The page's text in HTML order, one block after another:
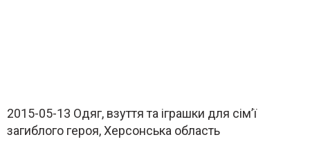
2015-05-13 Одяг, взуття та іграшки для сім’ї
загиблого героя, Херсонська область